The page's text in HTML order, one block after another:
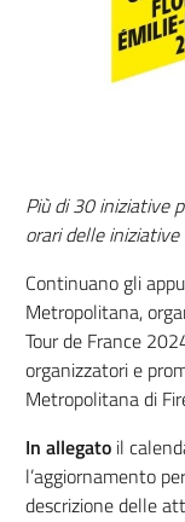
Più di 30 iniziative
orari delle iniziative
Continuano gli
Metropolitana,
Tour de France
organizzatori e
Metropolitana di
In allegatoil
l’aggiornamento
descrizione delle